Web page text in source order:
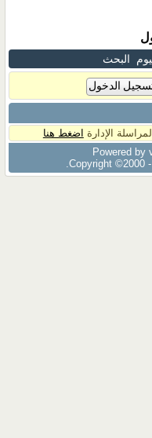
البحث
الإدارة اضغط هنا
Powered by
Copyright ©2000